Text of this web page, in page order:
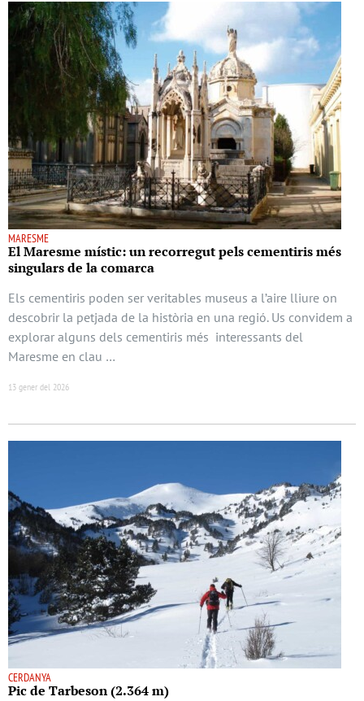
MARESME
El Maresme místic: un recorregut pels cementiris més
singulars de la comarca
Els cementiris poden ser veritables museus a l’aire lliure on
descobrir la petjada de la història en una regió. Us convidem a
explorar alguns dels cementiris més interessants del
Maresme en clau …
13 gener del 2026
CERDANYA
Pic de Tarbeson (2.364 m)